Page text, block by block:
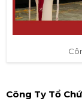
Công Ty Tổ